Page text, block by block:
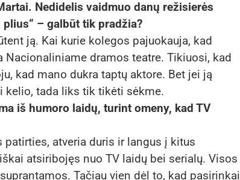
Nedidelis vaidmuo danų režisierės
– galbūt tik pradžia?
ją. Kai kurie kolegos pajuokauja, kad
dramos teatre. Tikiuosi, kad
kad mano dukra taptų aktore. Bet jei ją
kelio, tada liks tik tikėti sėkme.
iš humoro laidų, turint omeny, kad TV
atveria duris ir langus į kitus
atsiribojęs nuo TV laidų bei serialų. Visos
Tačiau vien dėl to, kad pasirinkai